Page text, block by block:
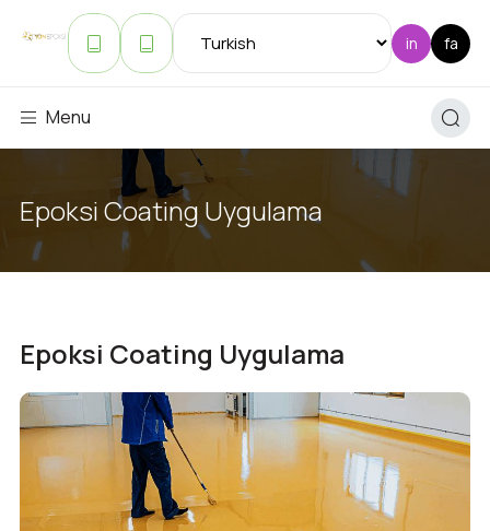
Menu
Epoksi Coating Uygulama
Epoksi Coating Uygulama